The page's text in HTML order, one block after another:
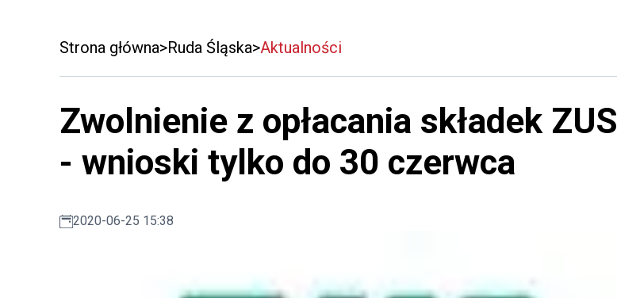
Strona główna Ruda Śląska Aktualności
Zwolnienie z opłacania składek ZUS
- wnioski tylko do 30 czerwca
2020-06-25 15:38